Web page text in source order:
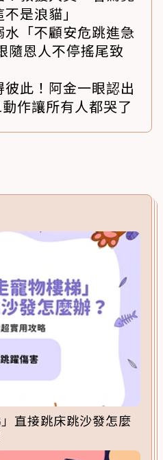
是浪貓」
「不顧安危跳進急
隨恩人不停搖尾致
此！阿金一眼認出
作讓所有人都哭了
直接跳床跳沙發怎麼